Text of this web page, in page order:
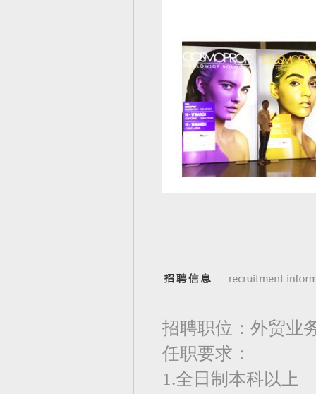
招聘职位：外贸业
任职要求：
1.全日制本科以上